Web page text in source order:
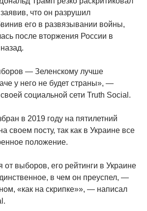
что он разрушил
его в развязывании войны,
после вторжения России в
— Зеленскому лучше
у него не будет страны», —
социальной сети Truth Social.
в 2019 году на пятилетний
своем посту, так как в Украине все
положение.
от выборов, его рейтинги в Украине
в чем он преуспел, —
«как на скрипке»», — написал